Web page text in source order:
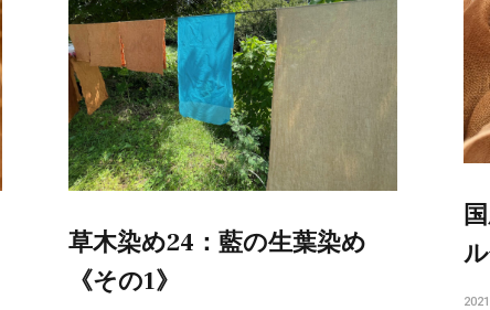
草木染め24：藍の生葉染め
《その1》